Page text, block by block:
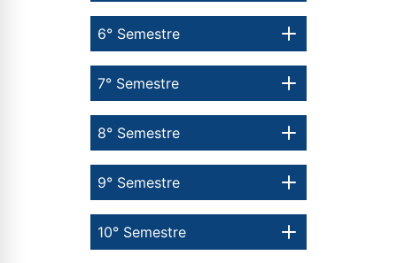
10° Semestre
9° Semestre
8° Semestre
7° Semestre
6° Semestre